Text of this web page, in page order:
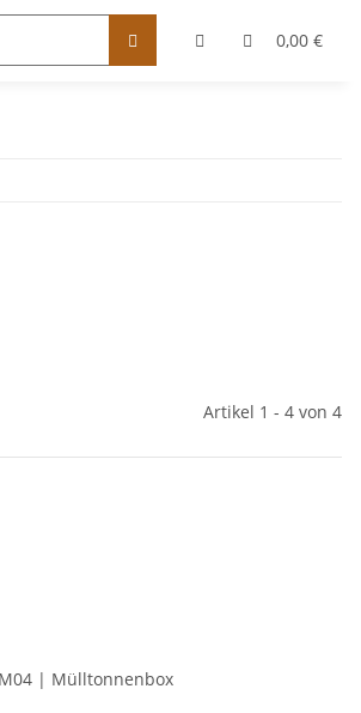
0,00 €
Artikel 1 - 4 von 4